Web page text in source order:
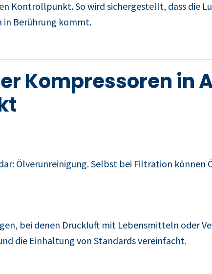
Kontrollpunkt. So wird sichergestellt, dass die
in Berührung kommt.
Kompressoren in
Ölverunreinigung. Selbst bei Filtration
bei denen Druckluft mit Lebensmitteln oder
die Einhaltung von Standards vereinfacht.